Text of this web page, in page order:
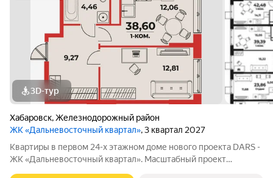
3D-тур
Хабаровск,Железнодорожный район
ЖК «Дальневосточный квартал», 3 квартал 2027
Квартиры в первом 24-х этажном доме нового проекта DARS -
ЖК «Дальневосточный квартал». Масштабный проект